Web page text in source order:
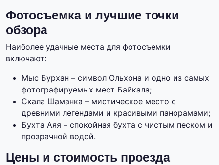
Фотосъемка и лучшие точки
обзора
Наиболее удачные места для фотосъемки
включают:
Мыс Бурхан – символ Ольхона и одно из самых
фотографируемых мест Байкала;
Скала Шаманка – мистическое место с
древними легендами и красивыми панорамами;
Бухта Аяя – спокойная бухта с чистым песком и
прозрачной водой.
Цены и стоимость проезда